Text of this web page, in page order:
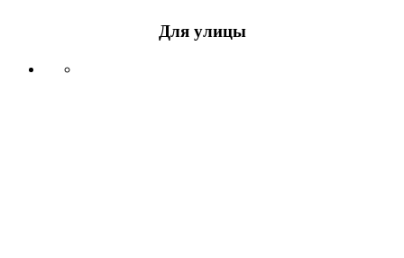
Для улицы